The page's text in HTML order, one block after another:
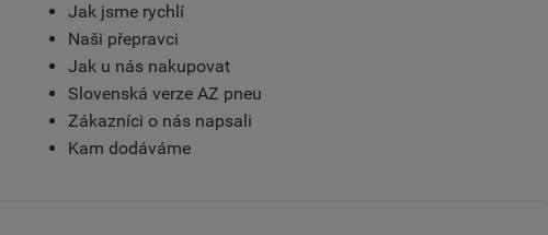
Jak jsme rychlí
Naši přepravci
Jak u nás nakupovat
Slovenská verze AZ pneu
Zákazníci o nás napsali
Kam dodáváme